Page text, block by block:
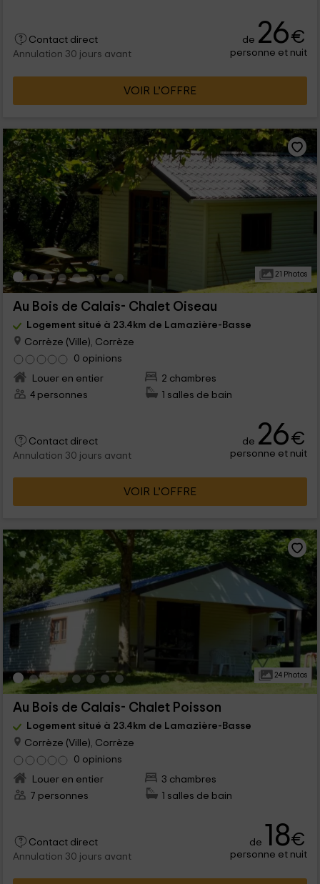
Contact direct
Annulation 30 jours avant
de 26€
personne et nuit
VOIR L’OFFRE
21 Photos
Au Bois de Calais- Chalet Oiseau
Logement situé à 23.4km de Lamazière-Basse
Corrèze (Ville), Corrèze
0 opinions
Louer en entier
2 chambres
4 personnes
1 salles de bain
Contact direct
Annulation 30 jours avant
de 26€
personne et nuit
VOIR L’OFFRE
24 Photos
Au Bois de Calais- Chalet Poisson
Logement situé à 23.4km de Lamazière-Basse
Corrèze (Ville), Corrèze
0 opinions
Louer en entier
3 chambres
7 personnes
1 salles de bain
Contact direct
Annulation 30 jours avant
de 18€
personne et nuit